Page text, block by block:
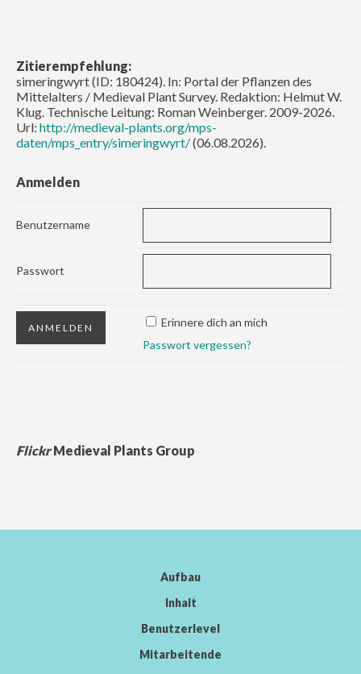
Zitierempfehlung:
simeringwyrt (ID: 180424). In: Portal der Pflanzen des
Mittelalters / Medieval Plant Survey. Redaktion: Helmut W.
Klug. Technische Leitung: Roman Weinberger. 2009-2026.
Url: http://medieval-plants.org/mps-
daten/mps_entry/simeringwyrt/(06.08.2026).
Anmelden
Benutzername
Passwort
Erinnere dich an mich
Passwort vergessen?
FlickrMedieval Plants Group
Aufbau
Inhalt
Benutzerlevel
Mitarbeitende